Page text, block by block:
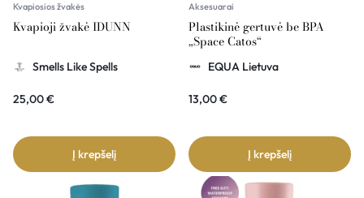
Kvapiosios žvakės
Kvapioji žvakė IDUNN
Smells Like Spells
25,00€
Į krepšelį
Aksesuarai
Plastikinė gertuvė be BPA
„Space Catos“
EQUA Lietuva
13,00€
Į krepšelį